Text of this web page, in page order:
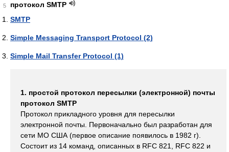
5
протокол SMTP
SMTP
Simple Messaging Transport Protocol (2)
Simple Mail Transfer Protocol (1)
1. простой протокол пересылки (электронной) почты
протокол SMTP
Протокол прикладного уровня для пересылки
электронной почты. Первоначально был разработан для
сети МО США (первое описание появилось в 1982 г).
Состоит из 14 команд, описанных в RFC 821, RFC 822 и